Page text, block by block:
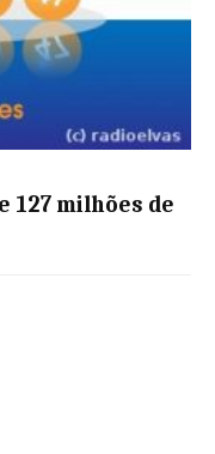
127 milhões de